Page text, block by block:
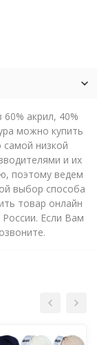
акрил, 40%
можно купить
низкой
и их
поэтому ведем
выбор способа
товар онлайн
Если Вам